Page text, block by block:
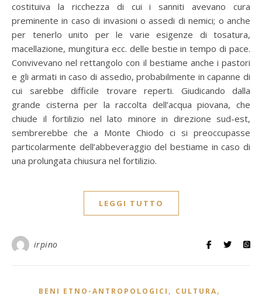
costituiva la ricchezza di cui i sanniti avevano cura
preminente in caso di invasioni o assedi di nemici; o anche
per tenerlo unito per le varie esigenze di tosatura,
macellazione, mungitura ecc. delle bestie in tempo di pace.
Convivevano nel rettangolo con il bestiame anche i pastori
e gli armati in caso di assedio, probabilmente in capanne di
cui sarebbe difficile trovare reperti. Giudicando dalla
grande cisterna per la raccolta dell’acqua piovana, che
chiude il fortilizio nel lato minore in direzione sud-est,
sembrerebbe che a Monte Chiodo ci si preoccupasse
particolarmente dell’abbeveraggio del bestiame in caso di
una prolungata chiusura nel fortilizio.
LEGGI TUTTO
irpino
BENI ETNO-ANTROPOLOGICI , CULTURA,